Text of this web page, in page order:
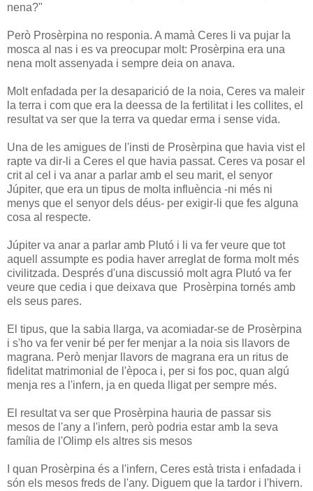
nena?"
Però Prosèrpina no responia. A mamà Ceres li va pujar la
mosca al nas i es va preocupar molt: Prosèrpina era una
nena molt assenyada i sempre deia on anava.
Molt enfadada per la desaparició de la noia, Ceres va maleir
la terra i com que era la deessa de la fertilitat i les collites, el
resultat va ser que la terra va quedar erma i sense vida.
Una de les amigues de l'insti de Prosèrpina que havia vist el
rapte va dir-li a Ceres el que havia passat. Ceres va posar el
crit al cel i va anar a parlar amb el seu marit, el senyor
Júpiter, que era un tipus de molta influència -ni més ni
menys que el senyor dels déus- per exigir-li que fes alguna
cosa al respecte.
Júpiter va anar a parlar amb Plutó i li va fer veure que tot
aquell assumpte es podia haver arreglat de forma molt més
civilitzada. Després d'una discussió molt agra Plutó va fer
veure que cedia i que deixava que Prosèrpina tornés amb
els seus pares.
El tipus, que la sabia llarga, va acomiadar-se de Prosèrpina
i s'ho va fer venir bé per fer menjar a la noia sis llavors de
magrana. Però menjar llavors de magrana era un ritus de
fidelitat matrimonial de l'època i, per si fos poc, quan algú
menja res a l'infern, ja en queda lligat per sempre més.
El resultat va ser que Prosèrpina hauria de passar sis
mesos de l'any a l'infern, però podria estar amb la seva
família de l'Olimp els altres sis mesos
I quan Prosèrpina és a l'infern, Ceres està trista i enfadada i
són els mesos freds de l'any. Diguem que la tardor i l'hivern.